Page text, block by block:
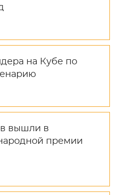
на Кубе по
вышли в
премии